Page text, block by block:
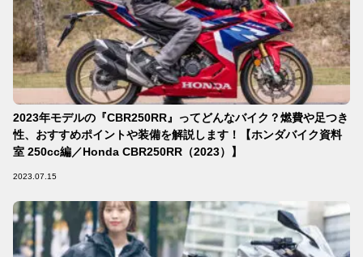
2023年モデルの『CBR250RR』ってどんなバイク？燃費や足つき
性、おすすめポイントや装備を解説します！【ホンダバイク資料
室 250cc編／Honda CBR250RR（2023）】
2023.07.15